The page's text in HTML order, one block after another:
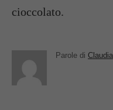
cioccolato.
Parole di Claudia